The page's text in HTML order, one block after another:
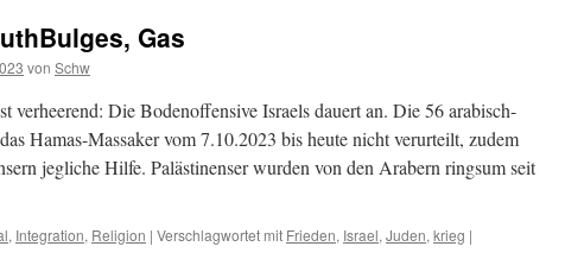
Gas
von Schw
verheerend: Die Bodenoffensive Israels dauert an. Die 56 arabisch-
Hamas-Massaker vom 7.10.2023 bis heute nicht verurteilt, zudem
jegliche Hilfe. Palästinenser wurden von den Arabern ringsum seit
, Integration, Religion | Verschlagwortet mit Frieden, Israel, Juden, krieg |